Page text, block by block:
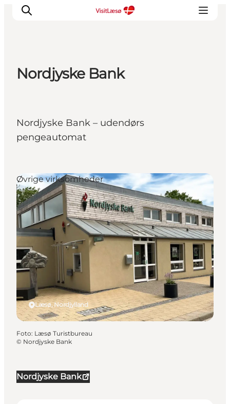
Nordjyske Bank
Nordjyske Bank – udendørs
pengeautomat
Nordjyske Bank
Læsø, Nordjylland
Øvrige virksomheder
Foto: Læsø Turistbureau
© Nordjyske Bank